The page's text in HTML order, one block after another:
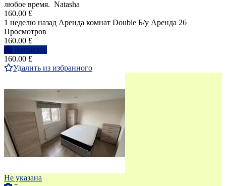
любое время. Natasha
160.00 £
1 неделю назад Аренда комнат Double Б/у Аренда 26
Просмотров
160.00 £
Написать
160.00 £
Удалить из избранного
Не указана